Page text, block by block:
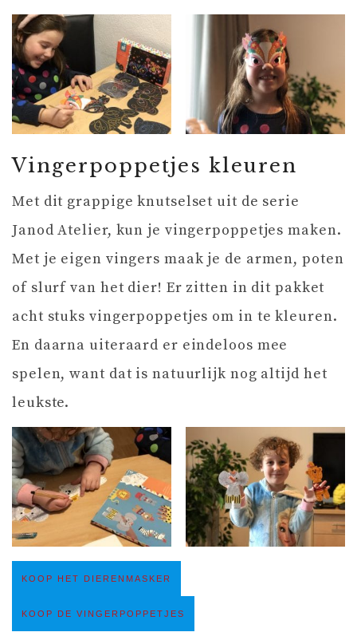
Vingerpoppetjes kleuren
Met dit grappige knutselset uit de serie
Janod Atelier, kun je vingerpoppetjes maken.
Met je eigen vingers maak je de armen, poten
of slurf van het dier! Er zitten in dit pakket
acht stuks vingerpoppetjes om in te kleuren.
En daarna uiteraard er eindeloos mee
spelen, want dat is natuurlijk nog altijd het
leukste.
KOOP HET DIERENMASKER
KOOP DE VINGERPOPPETJES